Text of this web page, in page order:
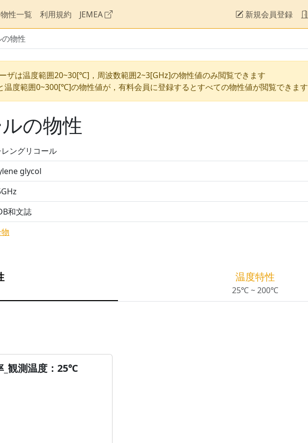
物性一覧 利用規約 JEMEA 新規会員登録
物性
ザは温度範囲20~30[℃]，周波数範囲2~3[GHz]の物性値のみ閲覧できます
温度範囲0~300[℃]の物性値が，有料会員に登録するとすべての物性値が閲覧できます
の物性
ングリコール
glycol
和文誌
温度特性
25℃ ~ 200℃
_観測温度：25℃